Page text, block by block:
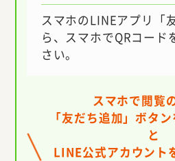
スマホのLINEアプリ「
ら、スマホでQRコード
さい。
スマホで閲覧
「友だち追加」ボタン
と
LINE公式アカウント